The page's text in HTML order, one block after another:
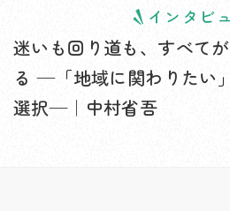
迷いも回り道も、すべて
る —「地域に関わりたい
選択—｜中村省吾
インタビ